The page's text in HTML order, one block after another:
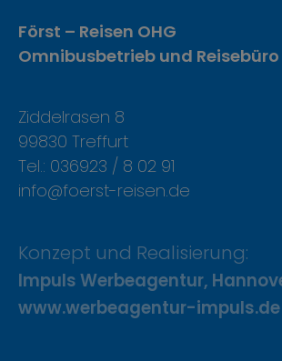
Först – Reisen OHG
Omnibusbetrieb und Reisebüro
Ziddelrasen 8
99830 Treffurt
Tel.: 036923 / 8 02 91
info@foerst-reisen.de
Konzept und Realisierung:
Impuls Werbeagentur,
www.werbeagentur-impuls.de